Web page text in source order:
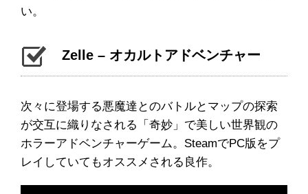
い。
Zelle – オカルトアドベンチャー
次々に登場する悪魔達とのバトルとマップの探索
が交互に織りなされる「奇妙」で美しい世界観の
ホラーアドベンチャーゲーム。SteamでPC版をプ
レイしていてもオススメされる良作。